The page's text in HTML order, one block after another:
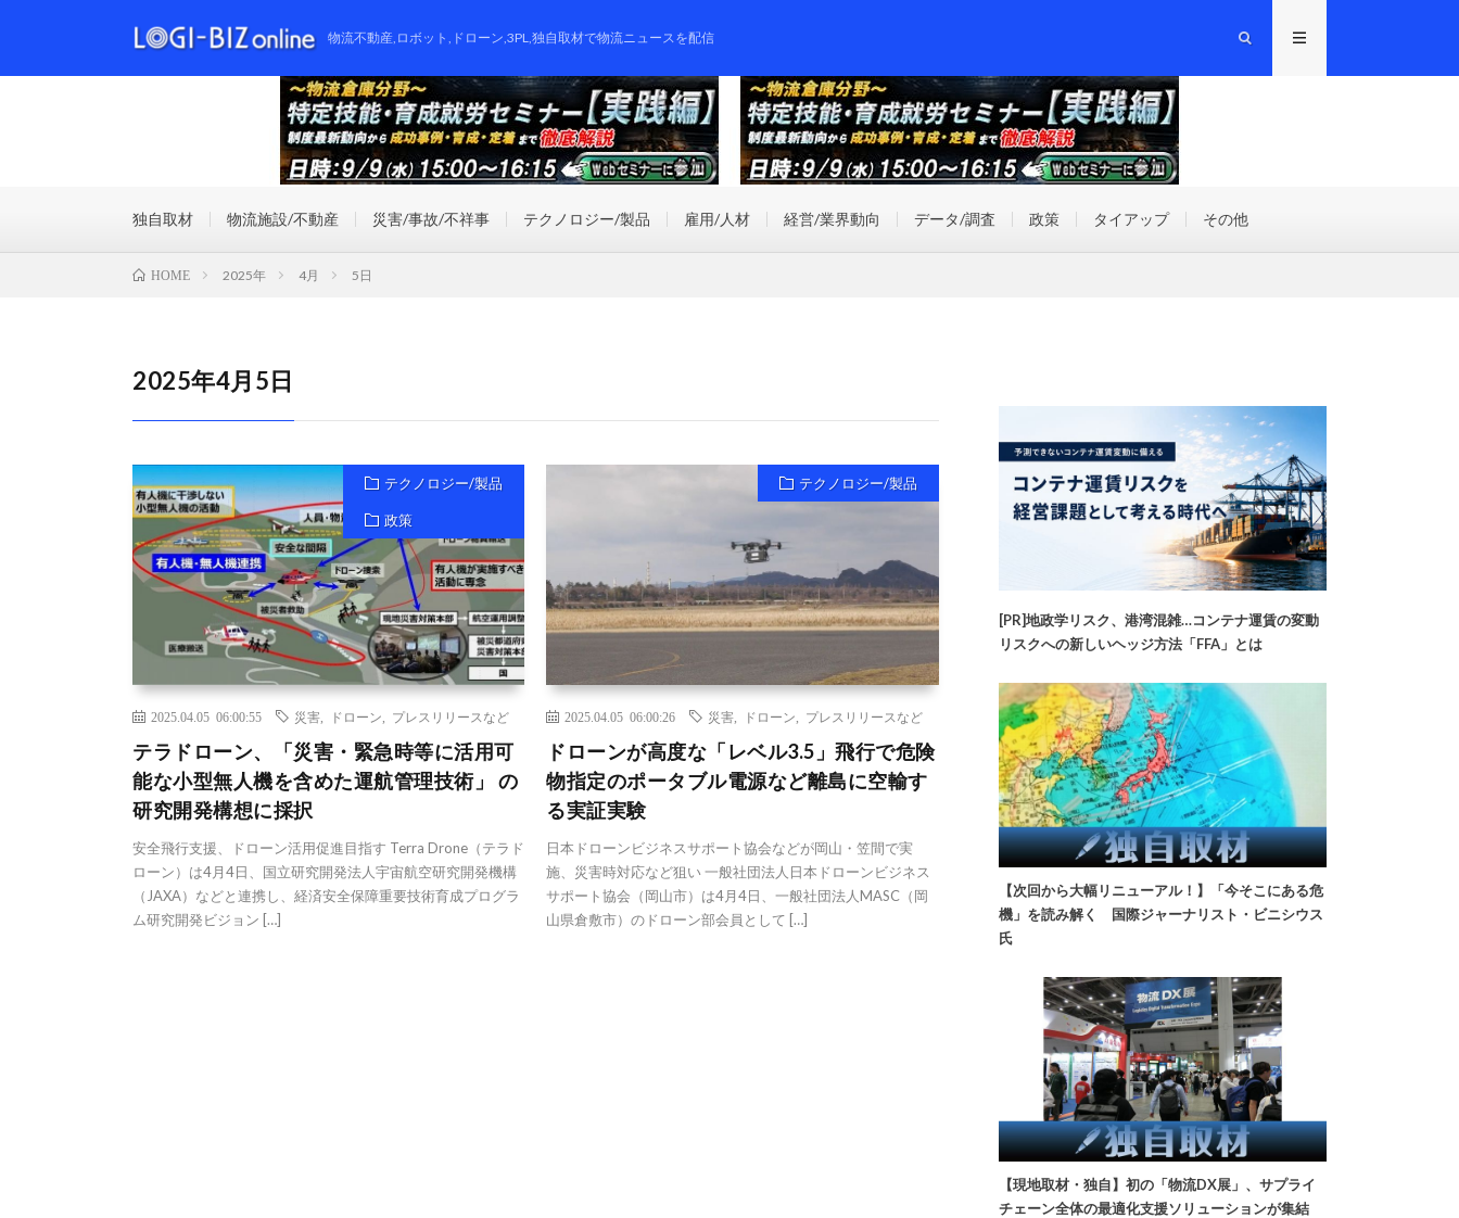
物流不動産,ロボット,ドローン,3PL,独自取材で物流ニュースを配信
独自取材 物流施設/不動産 災害/事故/不祥事 テクノロジー/製品 雇用/人材 経営/業界動向 データ/調査 政策 タイアップ その他
HOME 2025年 4月 5日
2025年4月5日
テクノロジー/製品
政策
2025.04.05 06:00:55 災害 ドローン プレスリリースなど
テラドローン、「災害・緊急時等に活用可
能な小型無人機を含めた運航管理技術」 の
研究開発構想に採択
安全飛行支援、ドローン活用促進目指す Terra Drone（テラド
ローン）は4月4日、国立研究開発法人宇宙航空研究開発機構
（JAXA）などと連携し、経済安全保障重要技術育成プログラ
ム研究開発ビジョン […]
テクノロジー/製品
2025.04.05 06:00:26 災害 ドローン プレスリリースなど
ドローンが高度な「レベル3.5」飛行で危険
物指定のポータブル電源など離島に空輸す
る実証実験
日本ドローンビジネスサポート協会などが岡山・笠間で実
施、災害時対応など狙い 一般社団法人日本ドローンビジネス
サポート協会（岡山市）は4月4日、一般社団法人MASC（岡
山県倉敷市）のドローン部会員として […]
[PR]地政学リスク、港湾混雑…コンテナ運賃の変動
リスクへの新しいヘッジ方法「FFA」とは
【次回から大幅リニューアル！】「今そこにある危
機」を読み解く 国際ジャーナリスト・ビニシウス
氏
【現地取材・独自】初の「物流DX展」、サプライ
チェーン全体の最適化支援ソリューションが集結